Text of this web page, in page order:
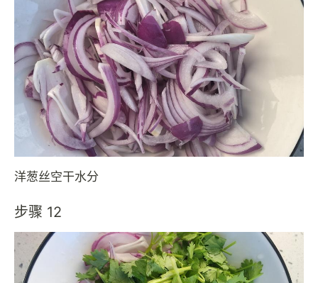
洋葱丝空干水分
步骤 12